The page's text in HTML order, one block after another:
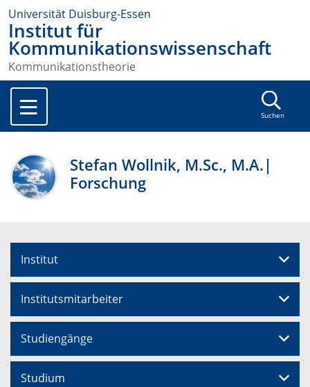
Universität Duisburg-Essen
Institut für
Kommunikationswissenschaft
Kommunikationstheorie
Suchen
Stefan Wollnik, M.Sc., M.A.|
Forschung
Institut
Institutsmitarbeiter
Studiengänge
Studium